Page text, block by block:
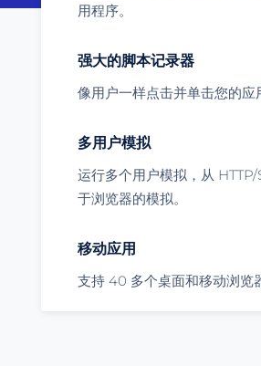
用程序。
强大的脚本记录器
像用户一样点击并单击您的应
多用户模拟
运行多个用户模拟，从 HTTP/
于浏览器的模拟。
移动应用
支持 40 多个桌面和移动浏览